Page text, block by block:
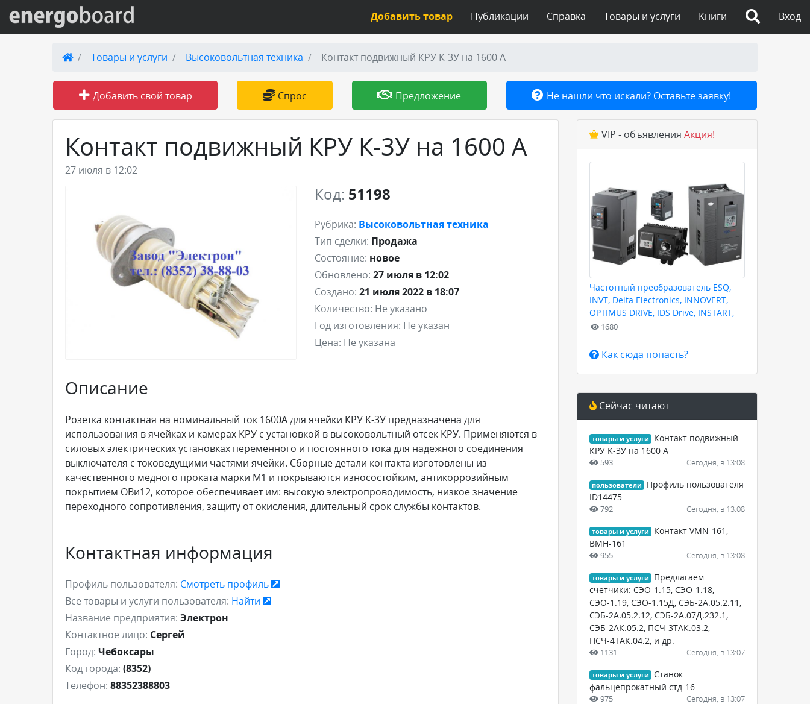
Вход на сайт
Поиск по сайту
Публикации
Справка
Товары и услуги
Добавить товар или услугу
Вход
Книги
Товары и услуги
Справка
Публикации
Добавить товар
Товары и услуги Высоковольтная техника Контакт подвижный КРУ К-3У на 1600 А
Добавить свой товар Спрос Предложение Не нашли что искали? Оставьте заявку!
Контакт подвижный КРУ К-3У на 1600 А
27 июля в 12:02
Код: 51198
Рубрика: Высоковольтная техника
Тип сделки: Продажа
Состояние: новое
Обновлено: 27 июля в 12:02
Создано: 21 июля 2022 в 18:07
Количество: Не указано
Год изготовления: Не указан
Цена: Не указана
Описание
Розетка контактная на номинальный ток 1600А для ячейки КРУ К-3У предназначена для
использования в ячейках и камерах КРУ с установкой в высоковольтный отсек КРУ. Применяются в
силовых электрических установках переменного и постоянного тока для надежного соединения
выключателя с токоведущими частями ячейки. Сборные детали контакта изготовлены из
качественного медного проката марки М1 и покрываются износостойким, антикоррозийным
покрытием ОВи12, которое обеспечивает им: высокую электропроводимость, низкое значение
переходного сопротивления, защиту от окисления, длительный срок службы контактов.
Контактная информация
Профиль пользователя: Смотреть профиль
Все товары и услуги пользователя: Найти
Название предприятия: Электрон
Контактное лицо: Сергей
Город: Чебоксары
Код города: (8352)
Телефон: 88352388803
VIP - объявления Акция!
Частотный преобразователь ESQ,
INVT, Delta Electronics, INNOVERT,
OPTIMUS DRIVE, IDS Drive, INSTART,
HYUNDAI для любых задач
1680
Как сюда попасть?
Сейчас читают
товары и услуги
Контакт подвижный
КРУ К-3У на 1600 А
593 Сегодня, в 13:08
пользователи
Профиль пользователя
ID14475
792 Сегодня, в 13:08
товары и услуги
Контакт VMN-161,
ВМН-161
955 Сегодня, в 13:08
товары и услуги
Предлагаем
счетчики: СЭО-1.15, СЭО-1.18,
СЭО-1.19, СЭО-1.15Д, СЭБ-2А.05.2.11,
СЭБ-2А.05.2.12, СЭБ-2А.07Д.232.1,
СЭБ-2АК.05.2, ПСЧ-3ТАК.03.2,
ПСЧ-4ТАК.04.2, и др.
1131 Сегодня, в 13:07
товары и услуги
Cтанок
фальцепрокатный стд-16
975 Сегодня, в 13:07